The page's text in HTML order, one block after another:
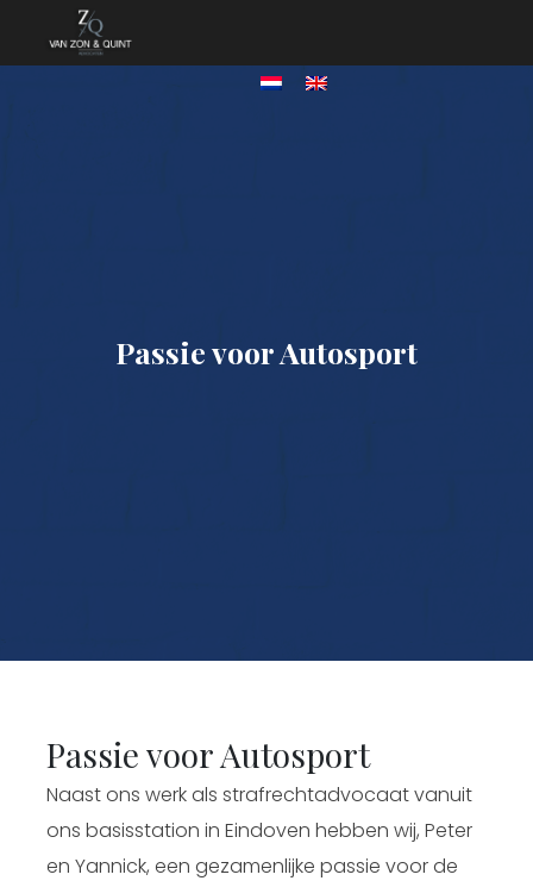
Passie voor Autosport
Passie voor Autosport
Naast ons werk als strafrechtadvocaat vanuit
ons basisstation in Eindoven hebben wij, Peter
en Yannick, een gezamenlijke passie voor de